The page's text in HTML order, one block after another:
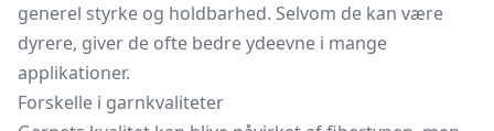
generel styrke og holdbarhed. Selvom de kan være
dyrere, giver de ofte bedre ydeevne i mange
applikationer.
Forskelle i garnkvaliteter